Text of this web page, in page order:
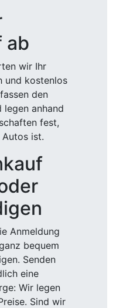
ab
wir Ihr
und kostenlos
den
legen anhand
fest,
ist.
Anmeldung
bequem
Senden
eine
Wir legen
Sind wir